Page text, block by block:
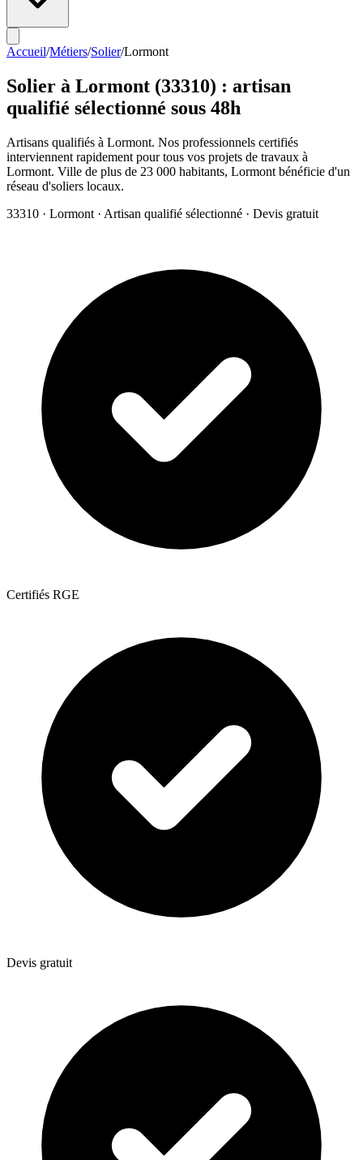
Accueil/Métiers/Solier/Lormont
Solier à Lormont (33310) : artisan
qualifié sélectionné sous 48h
Artisans qualifiés à Lormont. Nos professionnels certifiés
interviennent rapidement pour tous vos projets de travaux à
Lormont. Ville de plus de 23 000 habitants, Lormont bénéficie d'un
réseau d'soliers locaux.
33310 · Lormont · Artisan qualifié sélectionné · Devis gratuit
Certifiés RGE
Devis gratuit